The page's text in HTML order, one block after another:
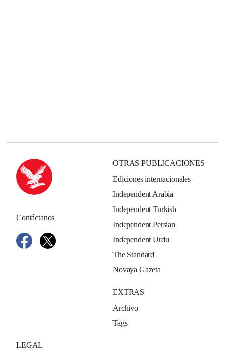
Contáctanos
OTRAS PUBLICACIONES
Ediciones internacionales
Independent Arabia
Independent Turkish
Independent Persian
Independent Urdu
The Standard
Novaya Gazeta
EXTRAS
Archivo
Tags
LEGAL